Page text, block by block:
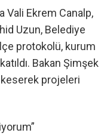
Vali Ekrem Canalp,
Uzun, Belediye
protokolü, kurum
Bakan Şimşek
projeleri